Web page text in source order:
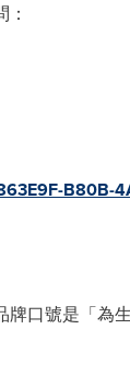
B80B-
口號是「